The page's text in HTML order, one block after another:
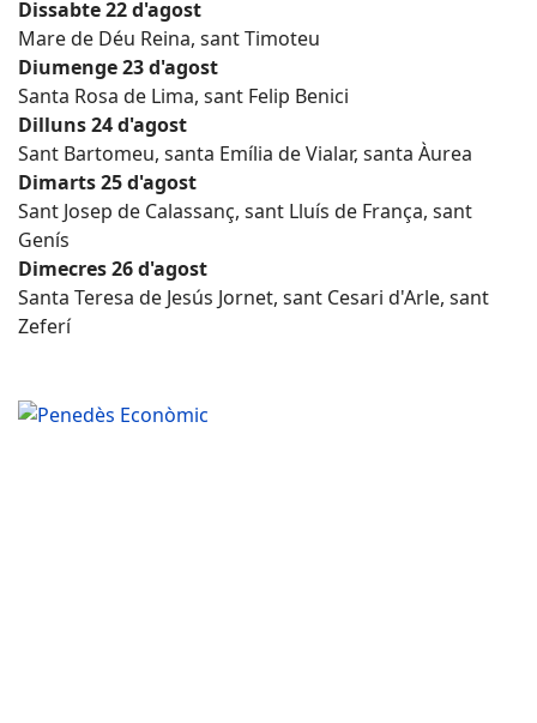
Dissabte 22 d'agost
Mare de Déu Reina, sant Timoteu
Diumenge 23 d'agost
Santa Rosa de Lima, sant Felip Benici
Dilluns 24 d'agost
Sant Bartomeu, santa Emília de Vialar, santa Àurea
Dimarts 25 d'agost
Sant Josep de Calassanç, sant Lluís de França, sant
Genís
Dimecres 26 d'agost
Santa Teresa de Jesús Jornet, sant Cesari d'Arle, sant
Zeferí